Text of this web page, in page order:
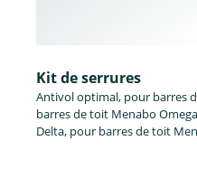
Kit de serrures
Antivol optimal, pour barres
barres de toit Menabo
Delta, pour barres de toit